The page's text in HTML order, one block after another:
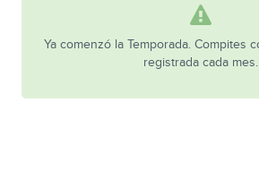
Ya comenzó la Temporada. Compites
registrada cada mes.